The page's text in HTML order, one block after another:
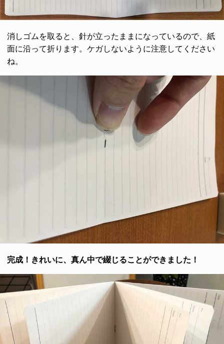
消しゴムを取ると、針が立ったままになっているので、紙
面に沿って折ります。ケガしないように注意してください
ね。
完成！きれいに、真ん中で綴じることができました！